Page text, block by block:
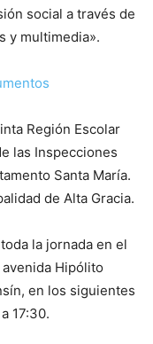
social a través de
y multimedia».
Región Escolar
las Inspecciones
Santa María.
de Alta Gracia.
la jornada en el
Hipólito
en los siguientes
17:30.